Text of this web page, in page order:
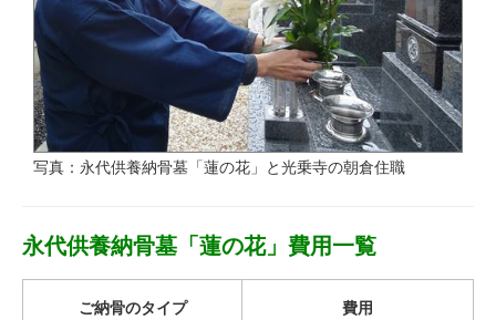
写真：永代供養納骨墓「蓮の花」と光乗寺の朝倉住職
永代供養納骨墓「蓮の花」費用一覧
ご納骨のタイプ 費用